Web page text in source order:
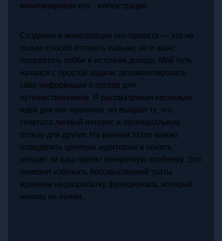
Создание и монетизация пет-проекта — это не
только способ отточить навыки, но и шанс
превратить хобби в источник дохода. Мой путь
начался с простой задачи: автоматизировать
сбор информации о погоде для
путешественников. Я рассматривал несколько
идей для пет-проектов, но выбрал ту, что
сочетала личный интерес и потенциальную
пользу для других. На раннем этапе важно
определить целевую аудиторию и понять,
решает ли ваш проект конкретную проблему. Это
поможет избежать бессмысленной траты
времени на разработку функционала, который
никому не нужен.